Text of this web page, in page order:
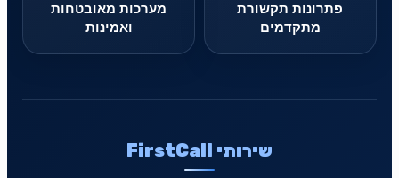
פתרונות תקשורת
מתקדמים
מערכות מאובטחות
ואמינות
שירותי FirstCall